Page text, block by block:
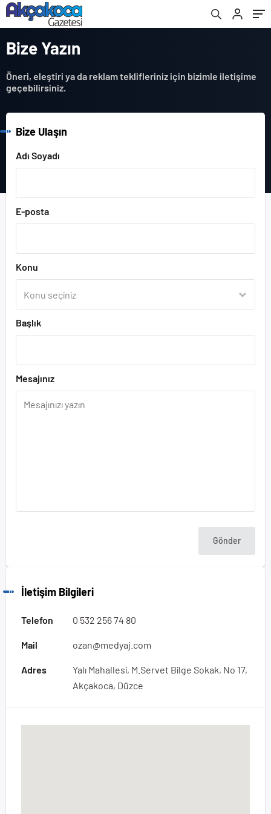
Bize Yazın
Öneri, eleştiri ya da reklam teklifleriniz için bizimle iletişime
geçebilirsiniz.
Bize Ulaşın
Adı Soyadı
E-posta
Konu
Başlık
Mesajınız
İletişim Bilgileri
Telefon 0 532 256 74 80
Mail ozan@medyaj.com
Adres
Yalı Mahallesi, M.Servet Bilge Sokak, No 17,
Akçakoca, Düzce